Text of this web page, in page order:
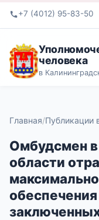
+7 (4012) 95-83-50
человека
в
Главная Публикации
Омбудсмен в
области